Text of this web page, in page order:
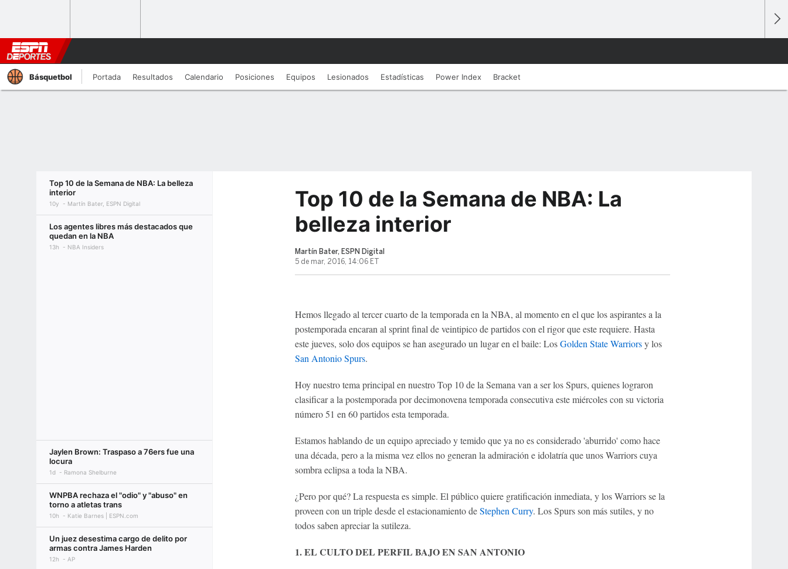
Básquetbol Portada Resultados Calendario Posiciones Equipos Lesionados Estadí­sticas Power Index Bracket
Top 10 de la Semana de NBA: La belleza
interior
10y Martín Bater, ESPN Digital
Los agentes libres más destacados que
quedan en la NBA
13h NBA Insiders
Jaylen Brown: Traspaso a 76ers fue una
locura
1d Ramona Shelburne
WNPBA rechaza el "odio" y "abuso" en
torno a atletas trans
10h Katie Barnes | ESPN.com
Un juez desestima cargo de delito por
armas contra James Harden
12h AP
Top 10 de la Semana de NBA: La
belleza interior
Martín Bater, ESPN Digital
5 de mar, 2016, 14:06 ET
Hemos llegado al tercer cuarto de la temporada en la NBA, al momento en el que los aspirantes a la
postemporada encaran al sprint final de veintipico de partidos con el rigor que este requiere. Hasta
este jueves, solo dos equipos se han asegurado un lugar en el baile: LosGolden State Warriorsy los
San Antonio Spurs.
Hoy nuestro tema principal en nuestro Top 10 de la Semana van a ser los Spurs, quienes lograron
clasificar a la postemporada por decimonovena temporada consecutiva este miércoles con su victoria
número 51 en 60 partidos esta temporada.
Estamos hablando de un equipo apreciado y temido que ya no es considerado 'aburrido' como hace
una década, pero a la misma vez ellos no generan la admiración e idolatría que unos Warriors cuya
sombra eclipsa a toda la NBA.
¿Pero por qué? La respuesta es simple. El público quiere gratificación inmediata, y los Warriors se la
proveen con un triple desde el estacionamiento deStephen Curry. Los Spurs son más sutiles, y no
todos saben apreciar la sutileza.
1. EL CULTO DEL PERFIL BAJO EN SAN ANTONIO